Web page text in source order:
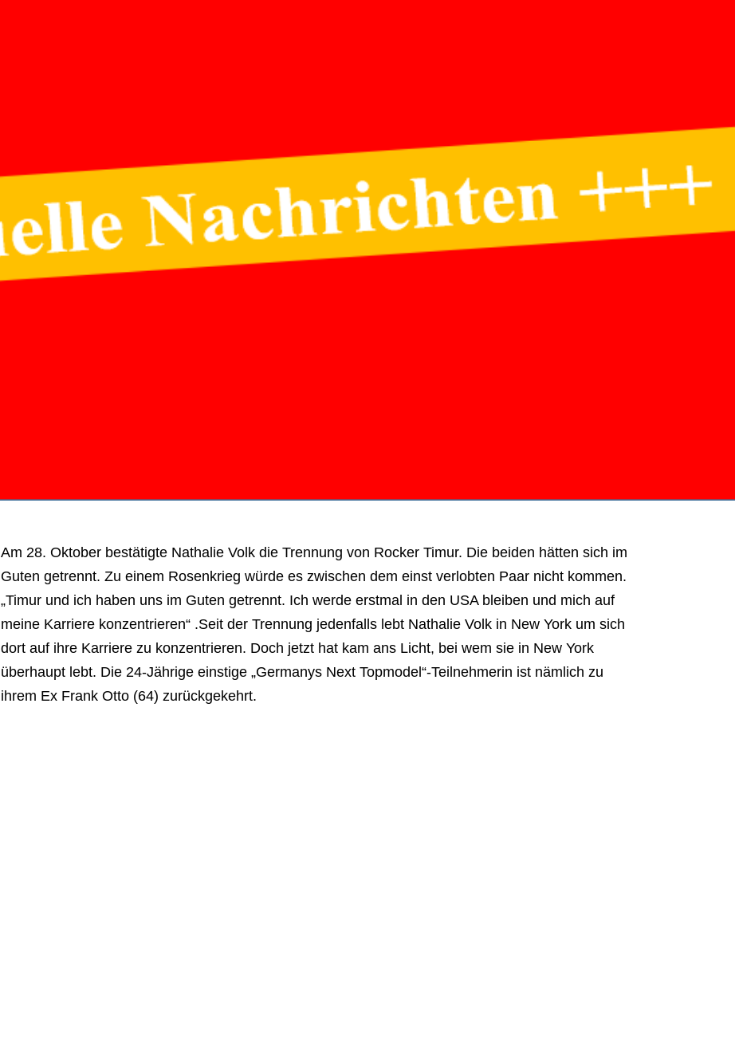
Am 28. Oktober bestätigte Nathalie Volk die Trennung von Rocker Timur. Die beiden hätten sich im
Guten getrennt. Zu einem Rosenkrieg würde es zwischen dem einst verlobten Paar nicht kommen.
„Timur und ich haben uns im Guten getrennt. Ich werde erstmal in den USA bleiben und mich auf
meine Karriere konzentrieren“ .Seit der Trennung jedenfalls lebt Nathalie Volk in New York um sich
dort auf ihre Karriere zu konzentrieren. Doch jetzt hat kam ans Licht, bei wem sie in New York
überhaupt lebt. Die 24-Jährige einstige „Germanys Next Topmodel“-Teilnehmerin ist nämlich zu
ihrem Ex Frank Otto (64) zurückgekehrt.